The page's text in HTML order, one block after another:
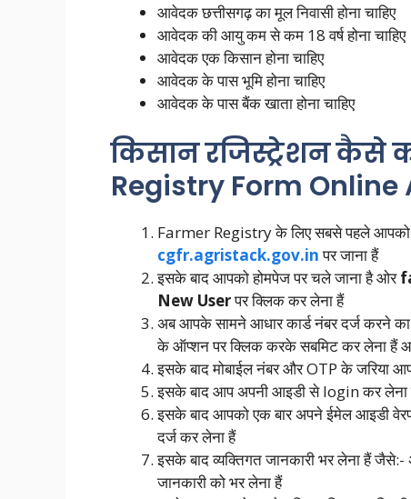
आवेदक छत्तीसगढ़ का मूल निवासी होना चाहिए
आवेदक की आयु कम से कम 18 वर्ष होना चाहिए
आवेदक एक किसान होना चाहिए
आवेदक के पास भूमि होना चाहिए
आवेदक के पास बैंक खाता होना चाहिए
किसान रजिस्ट्रेशन कैसे
Registry Form Online
Farmer Registry के लिए सबसे पहले आपको
cgfr.agristack.gov.inपर जाना हैं
इसके बाद आपको होमपेज पर चले जाना है ओर
New Userपर क्लिक कर लेना हैं
अब आपके सामने आधार कार्ड नंबर दर्ज करने
के ऑप्शन पर क्लिक करके सबमिट कर लेना हैं
इसके बाद मोबाईल नंबर और OTP के जरिया
इसके बाद आप अपनी आइडी से login कर लेना
इसके बाद आपको एक बार अपने ईमेल आइडी
दर्ज कर लेना हैं
इसके बाद व्यक्तिगत जानकारी भर लेना हैं जैसे:-
जानकारी को भर लेना हैं